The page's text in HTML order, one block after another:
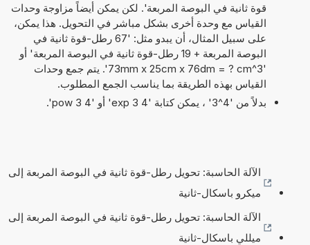
قوة ثانية في البوصة المربعة'. لكن يمكن أيضاً مزاوجة وحدات
القياس مع وحدة أخرى بشكل مباشر في التحويل. هذا يمكن،
على سبيل المثال، أن يبدو مثل: '67 رطل-قوة ثانية في
البوصة المربعة + 19 رطل-قوة ثانية في البوصة المربعة' أو
'73mm x 25cm x 76dm = ? cm^3'. يتم جمع وحدات
القياس بهذه الطريقة بما يناسب الجمع المطلوب.
بدلاً من '4^3' ، يمكن كتابة '4 exp 3' أو '4 pow 3'.
الآلة الحاسبة: تحويل رطل-قوة ثانية في البوصة المربعة إلى
ميكرو باسكال-ثانية
الآلة الحاسبة: تحويل رطل-قوة ثانية في البوصة المربعة إلى
ميللي باسكال-ثانية